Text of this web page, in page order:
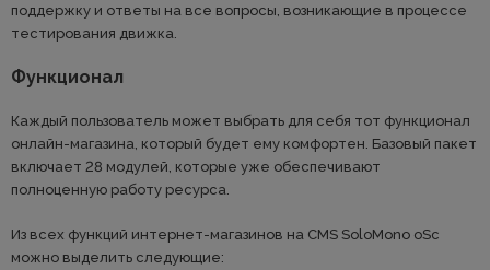
поддержку и ответы на все вопросы, возникающие в процессе
тестирования движка.
Функционал
Каждый пользователь может выбрать для себя тот функционал
онлайн-магазина, который будет ему комфортен. Базовый пакет
включает 28 модулей, которые уже обеспечивают
полноценную работу ресурса.
Из всех функций интернет-магазинов на CMS SoloMono oSc
можно выделить следующие: